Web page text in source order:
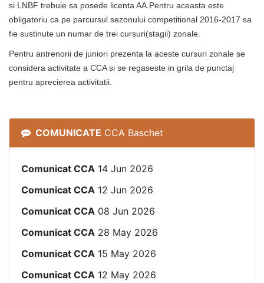
si LNBF trebuie sa posede licenta AA.Pentru aceasta este
obligatoriu ca pe parcursul sezonului competitional 2016-2017 sa
fie sustinute un numar de trei cursuri(stagii) zonale.
Pentru antrenorii de juniori prezenta la aceste cursuri zonale se
considera activitate a CCA si se regaseste in grila de punctaj
pentru aprecierea activitatii.
COMUNICATE CCA Baschet
Comunicat CCA 14 Jun 2026
Comunicat CCA 12 Jun 2026
Comunicat CCA 08 Jun 2026
Comunicat CCA 28 May 2026
Comunicat CCA 15 May 2026
Comunicat CCA 12 May 2026